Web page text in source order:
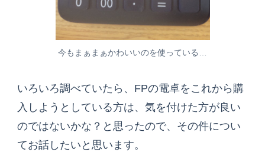
今もまぁまぁかわいいのを使っている…
いろいろ調べていたら、FPの電卓をこれから購
入しようとしている方は、気を付けた方が良い
のではないかな？と思ったので、その件につい
てお話したいと思います。